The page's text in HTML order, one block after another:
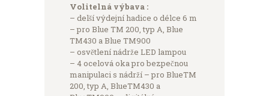
Volitelná výbava :
– delší výdejní hadice o délce 6 m
– pro Blue TM 200, typ A, Blue
TM430 a Blue TM900
– osvětlení nádrže LED lampou
– 4 ocelová oka pro bezpečnou
manipulaci s nádrží – pro BlueTM
200, typ A, BlueTM430 a